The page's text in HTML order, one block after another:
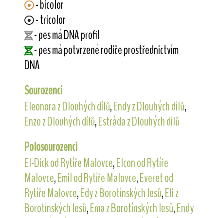
- bicolor
- tricolor
- pes má DNA profil
- pes má potvrzené rodiče prostřednictvím
DNA
Sourozenci
Eleonora z Dlouhých dílů,Endy z Dlouhých dílů,
Enzo z Dlouhých dílů,Estráda z Dlouhých dílů
Polosourozenci
El-Dick od Rytíře Malovce,Elcon od Rytíře
Malovce,Emil od Rytíře Malovce,Everet od
Rytíře Malovce,Edy z Borotínských lesů,Eli z
Borotínských lesů,Ema z Borotínských lesů,Endy